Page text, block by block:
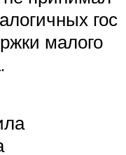
гос
малого